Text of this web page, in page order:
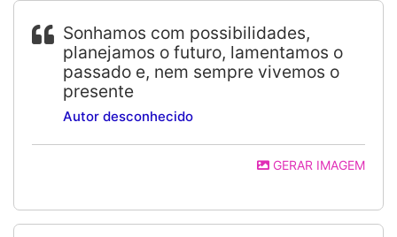
Sonhamos com possibilidades,
planejamos o futuro, lamentamos o
passado e, nem sempre vivemos o
presente
Autor desconhecido
GERAR IMAGEM